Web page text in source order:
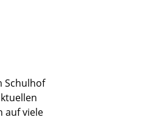
Schulhof
auf viele